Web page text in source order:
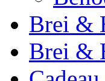
Brei &
Brei &